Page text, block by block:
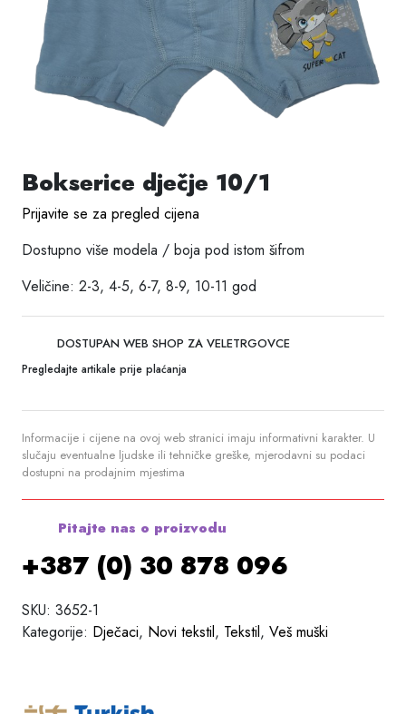
Bokserice dječje 10/1
Prijavite se za pregled cijena
Dostupno više modela / boja pod istom šifrom
Veličine: 2-3, 4-5, 6-7, 8-9, 10-11 god
DOSTUPAN WEB SHOP ZA VELETRGOVCE
Pregledajte artikale prije plaćanja
Informacije i cijene na ovoj web stranici imaju informativni karakter. U
slučaju eventualne ljudske ili tehničke greške, mjerodavni su podaci
dostupni na prodajnim mjestima
Pitajte nas o proizvodu
+387 (0) 30 878 096
SKU: 3652-1
Kategorije: Dječaci, Novi tekstil, Tekstil, Veš muški